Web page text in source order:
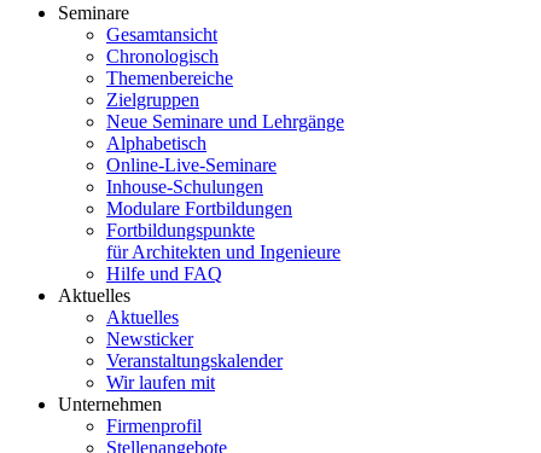
Seminare
Gesamtansicht
Chronologisch
Themenbereiche
Zielgruppen
Neue Seminare und Lehrgänge
Alphabetisch
Online-Live-Seminare
Inhouse-Schulungen
Modulare Fortbildungen
Fortbildungspunkte
für Architekten und Ingenieure
Hilfe und FAQ
Aktuelles
Aktuelles
Newsticker
Veranstaltungskalender
Wir laufen mit
Unternehmen
Firmenprofil
Stellenangebote